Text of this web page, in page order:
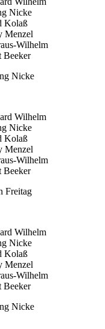
Nicke
Kolaß
Menzel
Wilhelm
Beeker
Nicke
Wilhelm
Nicke
Kolaß
Menzel
Wilhelm
Beeker
Freitag
Wilhelm
Nicke
Kolaß
Menzel
Wilhelm
Beeker
Nicke